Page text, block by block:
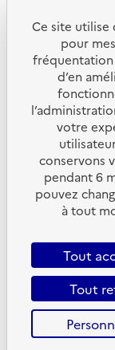
Agir pour la
de conseils et de
acteurs
contre le
ressources.
ademe.fr
S'ouvre
nouvelle
fenêtre
dans
une
ademe.fr/presse
S'ouvre
nouvelle
fenêtre
Accessibilité : non
Données personnelles
Mentions légales
dans
nouvelle
Sauf mention
les contenus de ce
Ce site internet est
d'écoconception.En
Ce site utilise
pour
d’en
votre
conservons
pendant 6
pouvez
à tout
Tout
Tout